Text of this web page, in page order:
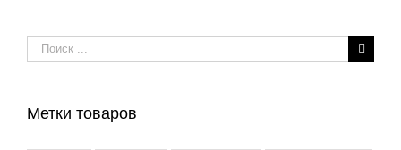
Результат
поиска:
Метки товаров